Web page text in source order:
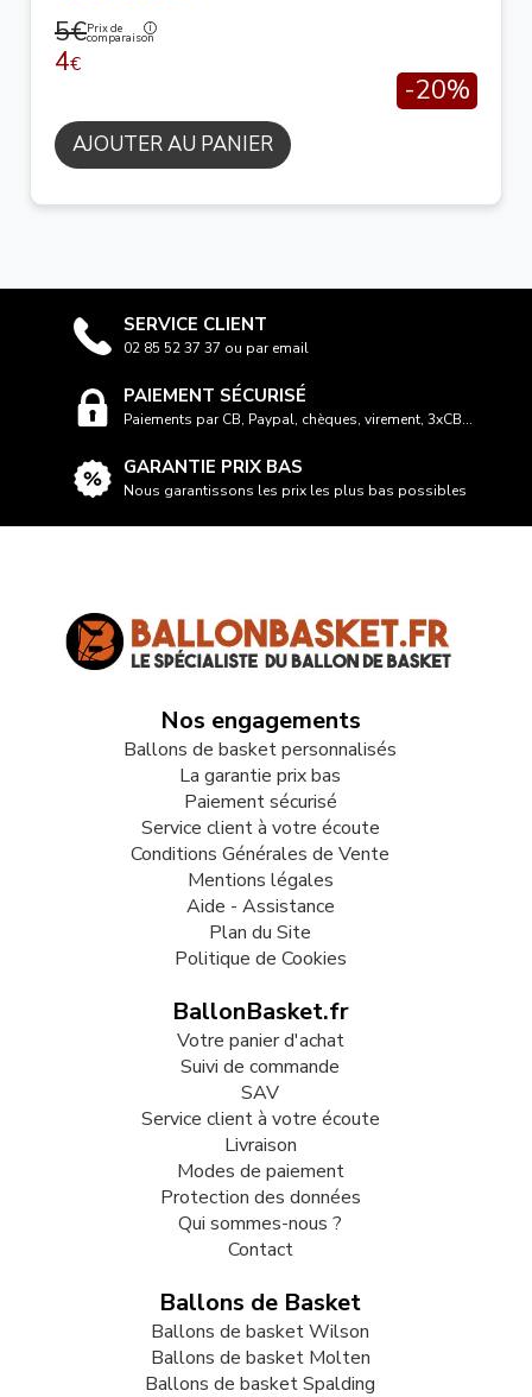
5€Prix de
comparaison
4€
-20%
AJOUTER AU PANIER
SERVICE CLIENT
02 85 52 37 37 ou par email
PAIEMENT SÉCURISÉ
Paiements par CB, Paypal, chèques, virement, 3xCB...
GARANTIE PRIX BAS
Nous garantissons les prix les plus bas possibles
Nos engagements
Ballons de basket personnalisés
La garantie prix bas
Paiement sécurisé
Service client à votre écoute
Conditions Générales de Vente
Mentions légales
Aide - Assistance
Plan du Site
Politique de Cookies
BallonBasket.fr
Votre panier d'achat
Suivi de commande
SAV
Service client à votre écoute
Livraison
Modes de paiement
Protection des données
Qui sommes-nous ?
Contact
Ballons de Basket
Ballons de basket Wilson
Ballons de basket Molten
Ballons de basket Spalding